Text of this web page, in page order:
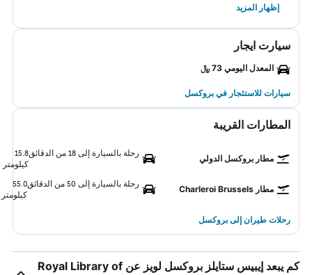
إظهار المزيد
سيارت ايجار
المعدل اليومي 73 ﷼
سيارات للاستئجار في بروكسل
المطارات القريبة
مطار بروكسل الدولي
رحلة بالسيارة إلى 18 من الدقائق
15.8
كيلومتر
مطار Charleroi Brussels
رحلة بالسيارة إلى 50 من الدقائق
55.0
كيلومتر
رحلات طيران إلى بروكسل
كم يبعد إيبيس ستايلز بروكسل لويز عن Royal Library of